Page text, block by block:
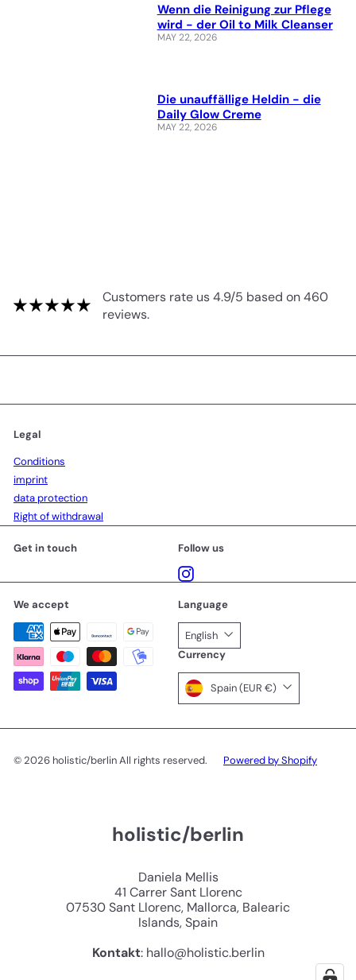
Wenn die Reinigung zur Pflege
wird - der Oil to Milk Cleanser
MAY 22, 2026
Die unauffällige Heldin - die
Daily Glow Creme
MAY 22, 2026
Customers rate us 4.9/5 based on 460
reviews.
Legal
Conditions
imprint
data protection
Right of withdrawal
Get in touch
Follow us
Instagram
We accept Language
English
Currency
Spain (EUR €)
© 2026 holistic/berlin All rights reserved. Powered by Shopify
holistic/berlin
Daniela Mellis
41 Carrer Sant Llorenc
07530 Sant Llorenc, Mallorca, Balearic
Islands, Spain
Kontakt: hallo@holistic.berlin